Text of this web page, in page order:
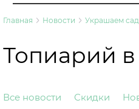
Главная Новости Украшаем сад
Топиарий
Все новости Скидки